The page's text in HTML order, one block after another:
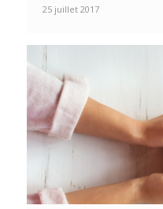
25 juillet 2017